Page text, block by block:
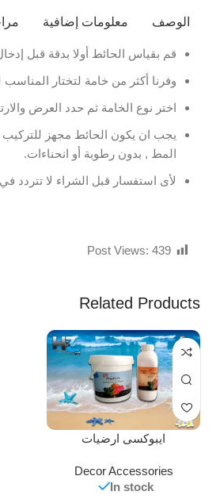
الوصف معلومات إضافية
قم بقياس الحائط أولا بدقة قبل
وفرنا أكثر من خامة لتختار
اختر نوع الخامة ثم حدد العرض
يجب ان يكون الحائط مجهز للتركيب
المط , بدون رطوبة أو انحناءات.
لأى استفسار قبل الشراء لا تتردد
Post Views: 439
Related Products
ايبوكسى ارضيات
Decor Accessories
In stock